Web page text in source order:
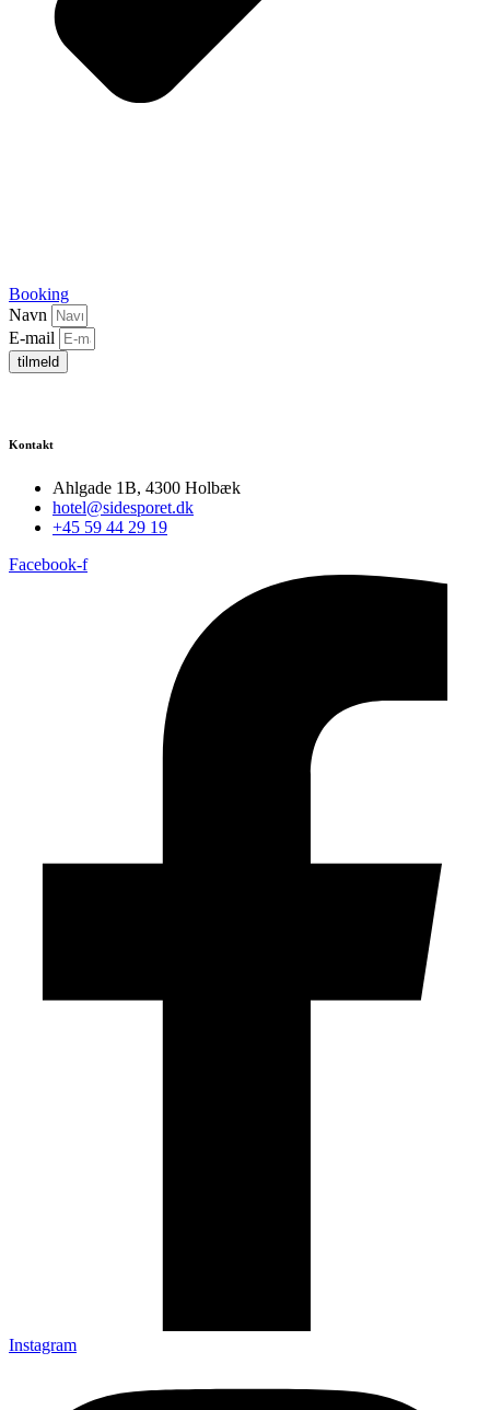
Booking
Navn
E-mail
tilmeld
Kontakt
Ahlgade 1B, 4300 Holbæk
hotel@sidesporet.dk
+45 59 44 29 19
Facebook-f
Instagram